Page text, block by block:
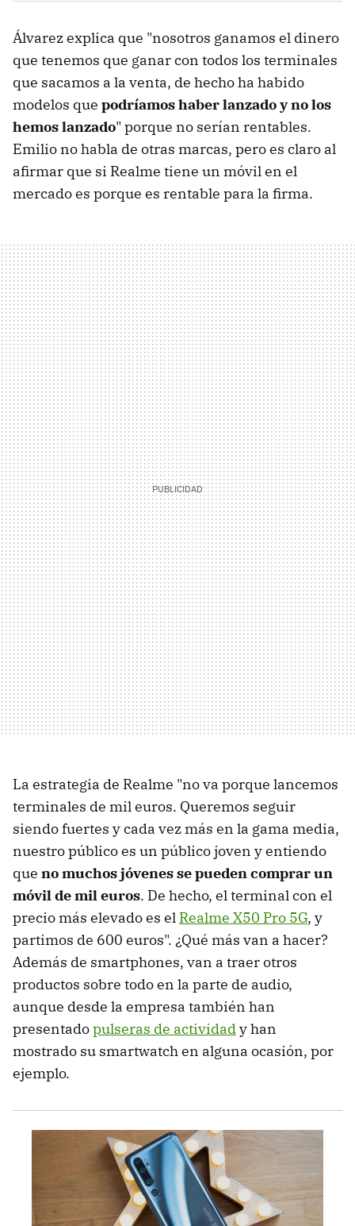
Álvarez explica que "nosotros ganamos el dinero
que tenemos que ganar con todos los terminales
que sacamos a la venta, de hecho ha habido
modelos que podríamos haber lanzado y no los
hemos lanzado" porque no serían rentables.
Emilio no habla de otras marcas, pero es claro al
afirmar que si Realme tiene un móvil en el
mercado es porque es rentable para la firma.
La estrategia de Realme "no va porque lancemos
terminales de mil euros. Queremos seguir
siendo fuertes y cada vez más en la gama media,
nuestro público es un público joven y entiendo
que no muchos jóvenes se pueden comprar un
móvil de mil euros. De hecho, el terminal con el
precio más elevado es el Realme X50 Pro 5G, y
partimos de 600 euros". ¿Qué más van a hacer?
Además de smartphones, van a traer otros
productos sobre todo en la parte de audio,
aunque desde la empresa también han
presentadopulseras de actividady han
mostrado su smartwatch en alguna ocasión, por
ejemplo.